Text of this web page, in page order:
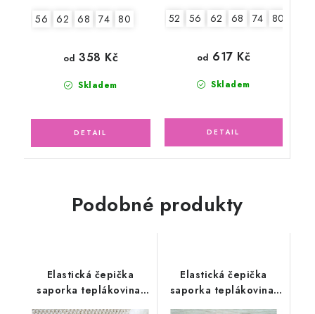
56 62 68 74 80
Skladem
od 358 Kč
52 56 62 68 74 80
Skladem
od 617 Kč
Podobné produkty
Elastická čepička
saporka teplákovina,
Elastická čepička
saporka teplákovina,